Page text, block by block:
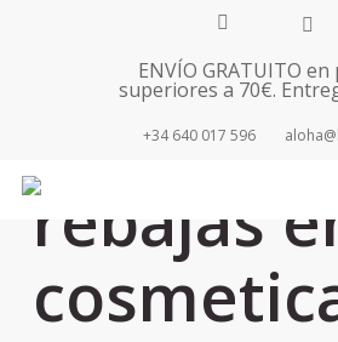
facebookyoutubeinstagram
tiktok
ENVÍO GRATUITO en
superiores a 70€.
+34 640 017 596
rebajas